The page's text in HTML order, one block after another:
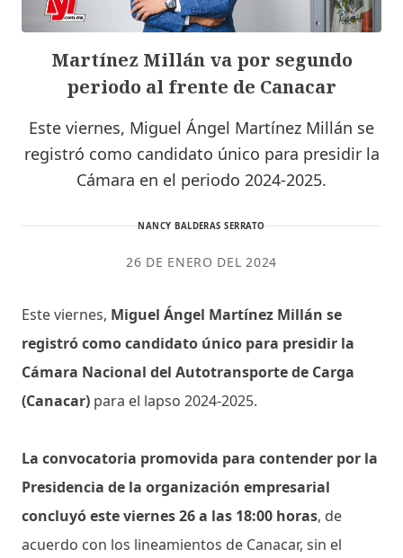
Martínez Millán va por segundo
periodo al frente de Canacar
Este viernes, Miguel Ángel Martínez Millán se
registró como candidato único para presidir la
Cámara en el periodo 2024-2025.
NANCY BALDERAS SERRATO
26 DE ENERO DEL 2024
Este viernes, Miguel Ángel Martínez Millán se
registró como candidato único para presidir la
Cámara Nacional del Autotransporte de Carga
(Canacar) para el lapso 2024-2025.
La convocatoria promovida para contender por la
Presidencia de la organización empresarial
concluyó este viernes 26 a las 18:00 horas, de
acuerdo con los lineamientos de Canacar, sin el